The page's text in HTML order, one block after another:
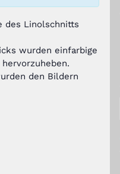
des Linolschnitts
wurden einfarbige
den Bildern